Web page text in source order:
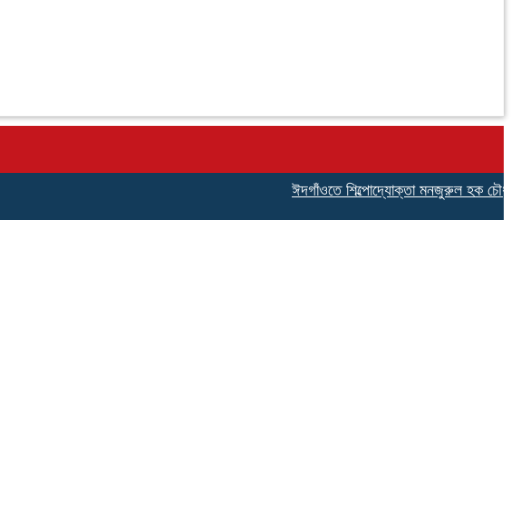
ঈদগাঁওতে শিল্পোদ্যোক্তা মনজুরুল হক চৌধুরীর